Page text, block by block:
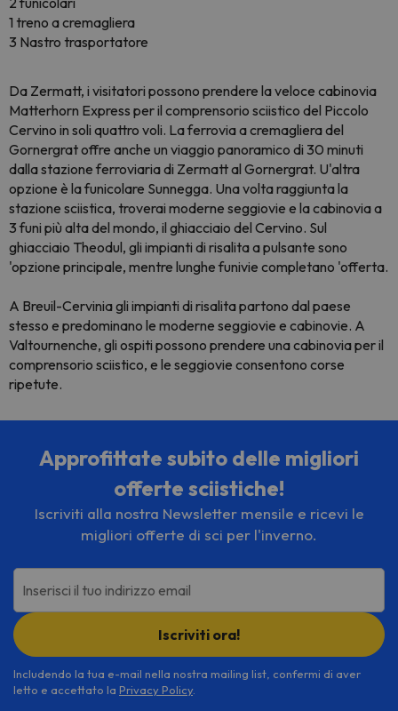
1 treno a cremagliera
3 Nastro trasportatore
Da Zermatt, i visitatori possono prendere la veloce cabinovia
Matterhorn Express per il comprensorio sciistico del Piccolo
Cervino in soli quattro voli. La ferrovia a cremagliera del
Gornergrat offre anche un viaggio panoramico di 30 minuti
dalla stazione ferroviaria di Zermatt al Gornergrat. U'altra
opzione è la funicolare Sunnegga. Una volta raggiunta la
stazione sciistica, troverai moderne seggiovie e la cabinovia a
3 funi più alta del mondo, il ghiacciaio del Cervino. Sul
ghiacciaio Theodul, gli impianti di risalita a pulsante sono
'opzione principale, mentre lunghe funivie completano 'offerta.
A Breuil-Cervinia gli impianti di risalita partono dal paese
stesso e predominano le moderne seggiovie e cabinovie. A
Valtournenche, gli ospiti possono prendere una cabinovia per il
comprensorio sciistico, e le seggiovie consentono corse
ripetute.
Approfittate subito delle migliori
offerte sciistiche!
Iscriviti alla nostra Newsletter mensile e ricevi le
migliori offerte di sci per l'inverno.
Inserisci il tuo indirizzo email
Iscriviti ora!
Includendo la tua e-mail nella nostra mailing list, confermi di aver
letto e accettato la Privacy Policy.